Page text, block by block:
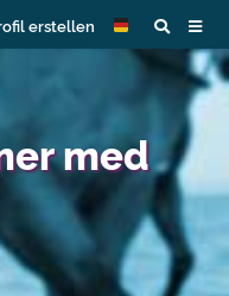
erstellen
med